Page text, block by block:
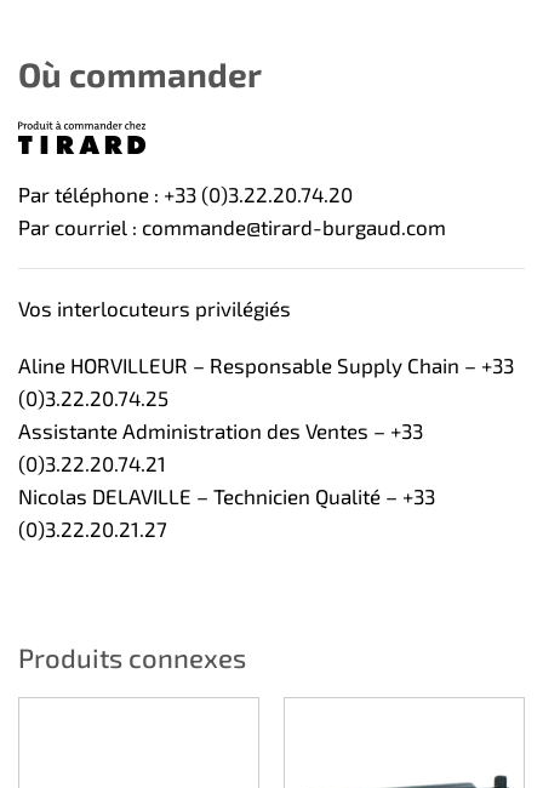
Où commander
Par téléphone : +33 (0)3.22.20.74.20
Par courriel : commande@tirard-burgaud.com
Vos interlocuteurs privilégiés
Aline HORVILLEUR – Responsable Supply Chain – +33
(0)3.22.20.74.25
Assistante Administration des Ventes – +33
(0)3.22.20.74.21
Nicolas DELAVILLE – Technicien Qualité – +33
(0)3.22.20.21.27
Produits connexes